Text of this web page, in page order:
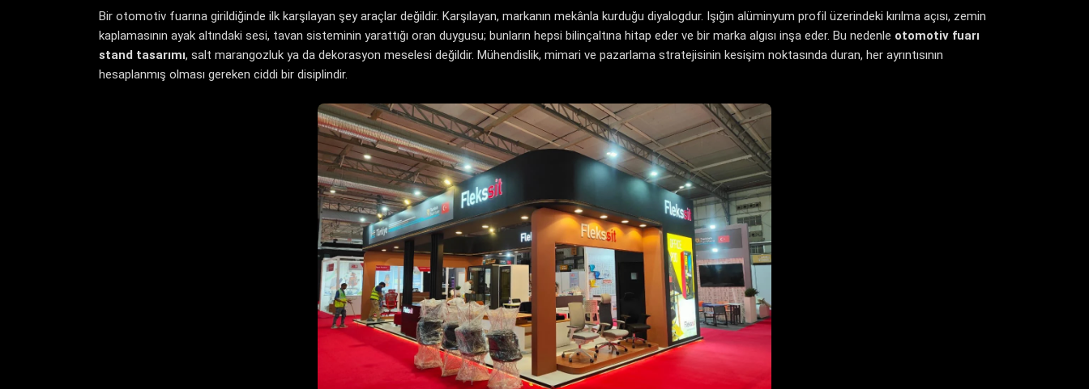
Bir otomotiv fuarına girildiğinde ilk karşılayan şey araçlar değildir. Karşılayan, markanın mekânla kurduğu diyalogdur. Işığın alüminyum profil üzerindeki kırılma açısı, zemin
kaplamasının ayak altındaki sesi, tavan sisteminin yarattığı oran duygusu; bunların hepsi bilinçaltına hitap eder ve bir marka algısı inşa eder. Bu nedenle otomotiv fuarı
stand tasarımı, salt marangozluk ya da dekorasyon meselesi değildir. Mühendislik, mimari ve pazarlama stratejisinin kesişim noktasında duran, her ayrıntısının
hesaplanmış olması gereken ciddi bir disiplindir.